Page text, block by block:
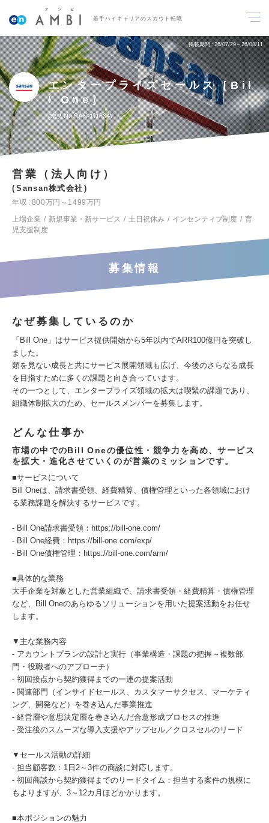
若手ハイキャリアのスカウト転職
掲載期間 26/07/29～26/08/11
エンタープライズセールス［Bil
l One］
求人No.SAN-111834
営業（法人向け）
Sansan株式会社
年収
800万円～1499万円
上場企業
新規事業・新サービス 土日祝休み インセンティブ制度
育
児支援制度
募集情報
なぜ募集しているのか
「Bill One」はサービス提供開始から5年以内でARR100億円を突破し
ました。
類を見ない成長と共にサービス展開領域も広げ、今後のさらなる成長
を目指すために多くの課題と向き合っています。
その一つとして、エンタープライズ領域の拡大は喫緊の課題であり、
組織体制拡大のため、セールスメンバーを募集します。
どんな仕事か
市場の中でのBill Oneの優位性・競争力を高め、サービス
を拡大・進化させていくのが営業のミッションです。
■サービスについて
Bill Oneは、請求書受領、経費精算、債権管理といった各領域におけ
る業務課題を解決するサービスです。
- Bill One請求書受領：https://bill-one.com/
- Bill One経費：https://bill-one.com/exp/
- Bill One債権管理：https://bill-one.com/arm/
■具体的な業務
大手企業を対象とした営業組織で、請求書受領・経費精算・債権管理
など、Bill Oneのあらゆるソリューションを用いた提案活動をお任せ
します。
▼主な業務内容
- アカウントプランの設計と実行（事業構造・課題の把握～複数部
門・役職者へのアプローチ）
- 初回接点から契約獲得までの一連の提案活動
- 関連部門（インサイドセールス、カスタマーサクセス、マーケティ
ング、開発など）を巻き込んだ事業推進
- 経営層や意思決定層を巻き込んだ合意形成プロセスの推進
- 受注後のスムーズな導入支援やアップセル／クロスセルのリード
▼セールス活動の詳細
- 担当顧客数：1日2～3件の商談に対応します。
- 初回商談から契約獲得までのリードタイム：担当する案件の規模に
もよりますが、3～12カ月ほどかかります。
■本ポジションの魅力